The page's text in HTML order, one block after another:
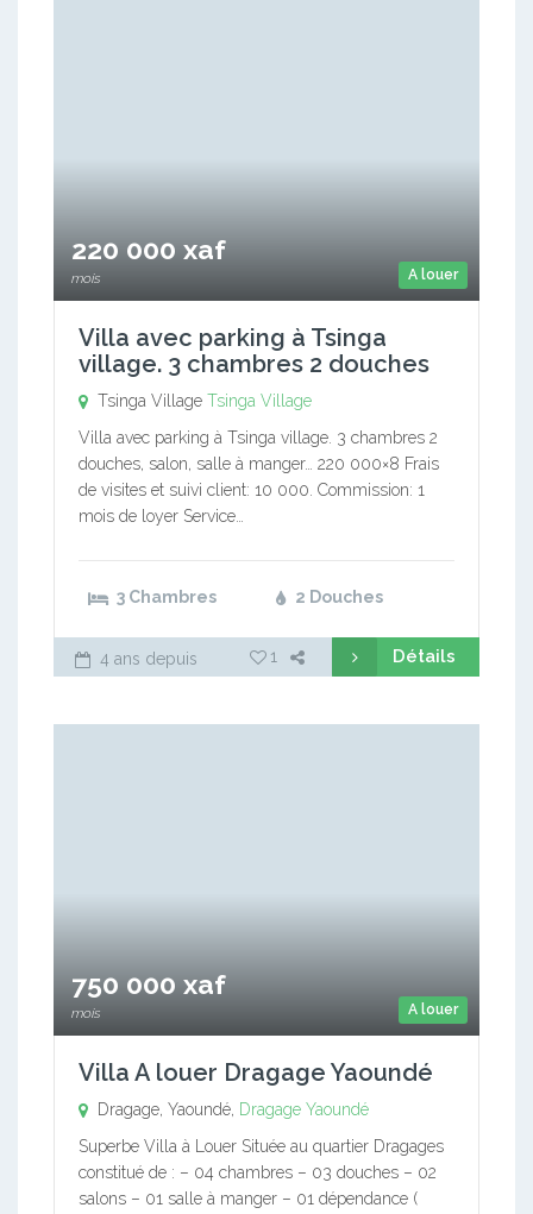
A louer
220 000 xaf
mois
Villa avec parking à Tsinga
village. 3 chambres 2 douches
Tsinga Village Tsinga Village
Villa avec parking à Tsinga village. 3 chambres 2
douches, salon, salle à manger… 220 000×8 Frais
de visites et suivi client: 10 000. Commission: 1
mois de loyer Service…
3 Chambres 2 Douches
4 ans depuis 1 Détails
A louer
750 000 xaf
mois
Villa A louer Dragage Yaoundé
Dragage, Yaoundé, Dragage Yaoundé
Superbe Villa à Louer Située au quartier Dragages
constitué de : – 04 chambres – 03 douches – 02
salons – 01 salle à manger – 01 dépendance (